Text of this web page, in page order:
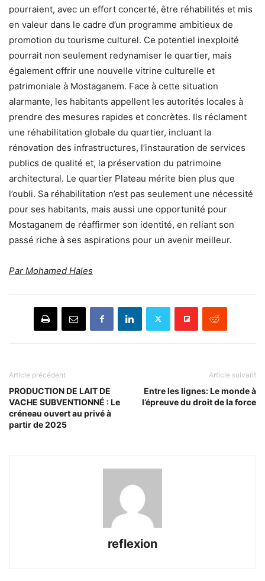
pourraient, avec un effort concerté, être réhabilités et mis
en valeur dans le cadre d’un programme ambitieux de
promotion du tourisme culturel. Ce potentiel inexploité
pourrait non seulement redynamiser le quartier, mais
également offrir une nouvelle vitrine culturelle et
patrimoniale à Mostaganem. Face à cette situation
alarmante, les habitants appellent les autorités locales à
prendre des mesures rapides et concrètes. Ils réclament
une réhabilitation globale du quartier, incluant la
rénovation des infrastructures, l’instauration de services
publics de qualité et, la préservation du patrimoine
architectural. Le quartier Plateau mérite bien plus que
l’oubli. Sa réhabilitation n’est pas seulement une nécessité
pour ses habitants, mais aussi une opportunité pour
Mostaganem de réaffirmer son identité, en reliant son
passé riche à ses aspirations pour un avenir meilleur.
Par Mohamed Hales
Article précédent
PRODUCTION DE LAIT DE
VACHE SUBVENTIONNÉ : Le
créneau ouvert au privé à
partir de 2025
Article suivant
Entre les lignes: Le monde à
l’épreuve du droit de la force
reflexion